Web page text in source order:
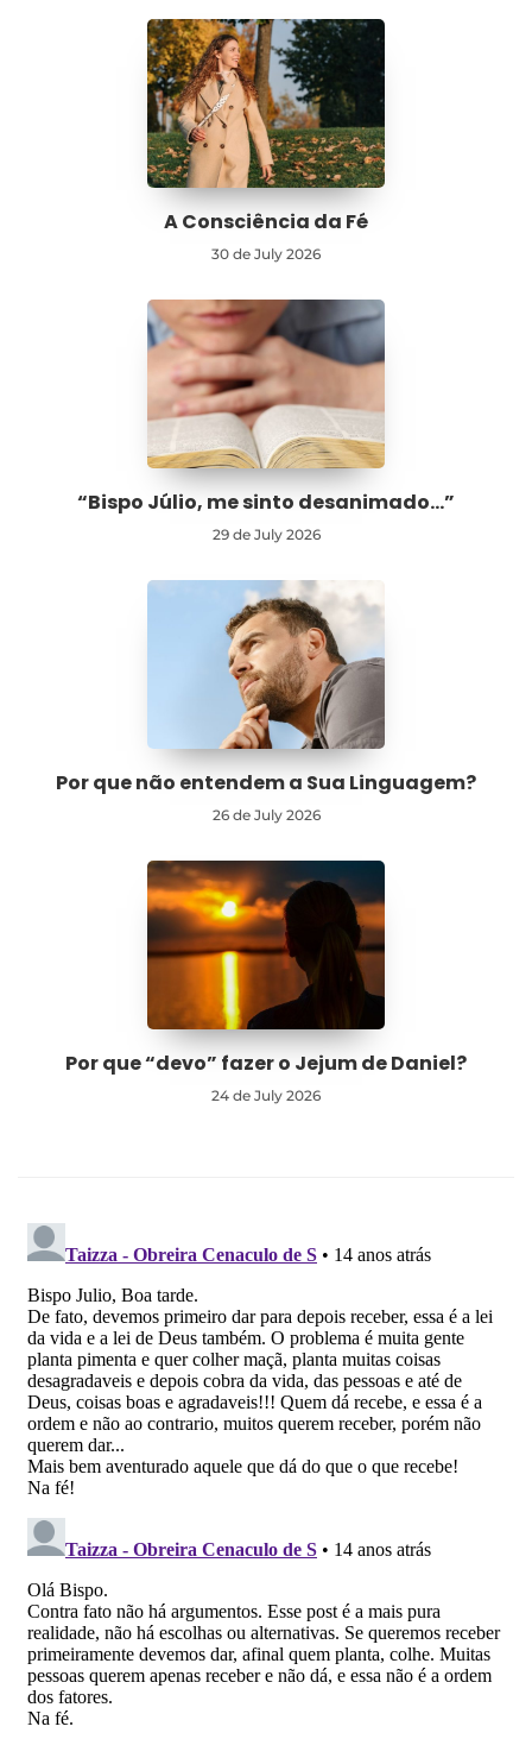
A Consciência da Fé
30 de July 2026
“Bispo Júlio, me sinto desanimado…”
29 de July 2026
Por que não entendem a Sua Linguagem?
26 de July 2026
Por que “devo” fazer o Jejum de Daniel?
24 de July 2026